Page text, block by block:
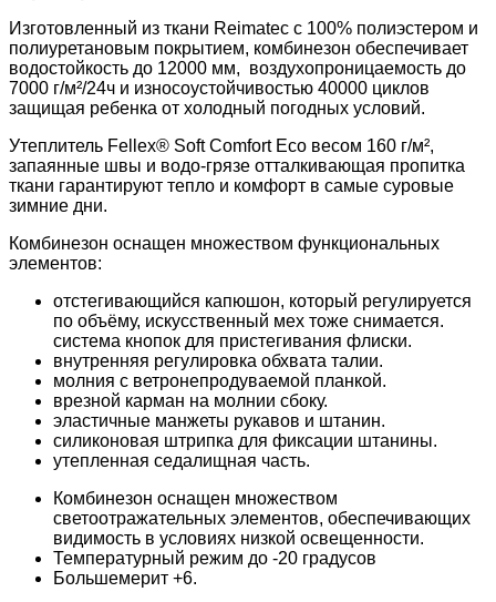
Изготовленный из ткани Reimatec с 100% полиэстером и
полиуретановым покрытием, комбинезон обеспечивает
водостойкость до 12000 мм, воздухопроницаемость до
7000 г/м²/24ч и износоустойчивостью 40000 циклов
защищая ребенка от холодный погодных условий.
Утеплитель Fellex® Soft Comfort Eco весом 160 г/м²,
запаянные швы и водо-грязе отталкивающая пропитка
ткани гарантируют тепло и комфорт в самые суровые
зимние дни.
Комбинезон оснащен множеством функциональных
элементов:
отстегивающийся капюшон, который регулируется
по объёму, искусственный мех тоже снимается.
система кнопок для пристегивания флиски.
внутренняя регулировка обхвата талии.
молния с ветронепродуваемой планкой.
врезной карман на молнии сбоку.
эластичные манжеты рукавов и штанин.
силиконовая штрипка для фиксации штанины.
утепленная седалищная часть.
Комбинезон оснащен множеством
светоотражательных элементов, обеспечивающих
видимость в условиях низкой освещенности.
Температурный режим до -20 градусов
Большемерит +6.